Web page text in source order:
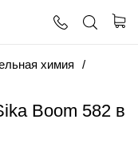
химия
Boom 582 в